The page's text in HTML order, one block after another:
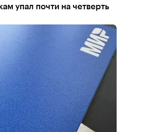
упал почти на четверть